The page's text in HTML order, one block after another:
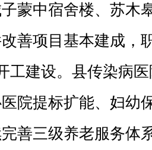
蒙中宿舍楼、苏木
善项目基本建成，
工建设。县传染病
院提标扩能、妇幼
善三级养老服务体